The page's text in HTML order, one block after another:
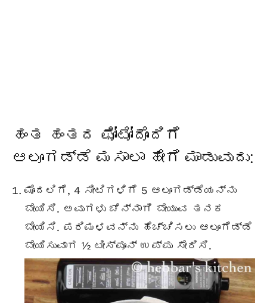
ಹಂತ ಹಂತದ ಫೋಟೋದೊಂದಿಗೆ
ಆಲೂಗಡ್ಡೆ ಮಸಾಲಾ ಹೇಗೆ ಮಾಡುವುದು:
ಮೊದಲಿಗೆ, 4 ಸೀಟಿಗಳಿಗೆ 5 ಆಲೂಗಡ್ಡೆಯನ್ನು
ಬೇಯಿಸಿ. ಅವುಗಳು ಚೆನ್ನಾಗಿ ಬೇಯುವ ತನಕ
ಬೇಯಿಸಿ. ಪರಿಮಳವನ್ನು ಹೆಚ್ಚಿಸಲು ಆಲೂಗೆಡ್ಡೆ
ಬೇಯಿಸುವಾಗ ½ ಟೀಸ್ಪೂನ್ ಉಪ್ಪು ಸೇರಿಸಿ.